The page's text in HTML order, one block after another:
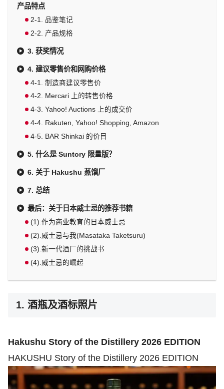
产品特点
2-1. 品鉴笔记
2-2. 产品规格
3. 获奖情况
4. 建议零售价和网购价格
4-1. 制造商建议零售价
4-2. Mercari 上的转售价格
4-3. Yahoo! Auctions 上的成交价
4-4. Rakuten, Yahoo! Shopping, Amazon
4-5. BAR Shinkai 的价目
5. 什么是 Suntory 限量版？
6. 关于 Hakushu 蒸馏厂
7. 总结
最后：关于日本威士忌的推荐书籍
(1).作为商业教育的日本威士忌
(2).威士忌与我(Masataka Taketsuru)
(3).新一代酒厂的挑战书
(4).威士忌的崛起
1. 酒瓶及酒标照片
Hakushu Story of the Distillery 2026 EDITION
HAKUSHU Story of the Distillery 2026 EDITION